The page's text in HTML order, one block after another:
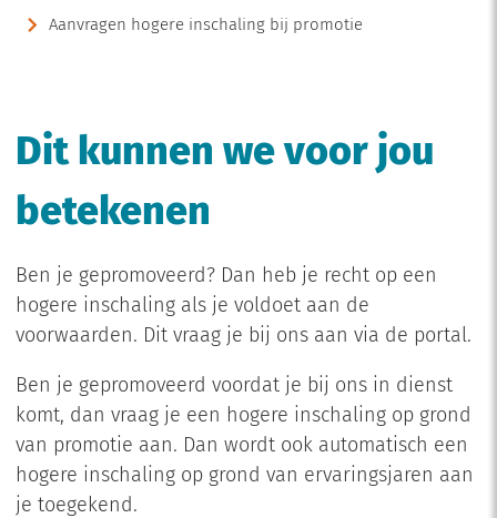
Aanvragen hogere inschaling bij promotie
Dit kunnen we voor jou
betekenen
Ben je gepromoveerd? Dan heb je recht op een
hogere inschaling als je voldoet aan de
voorwaarden. Dit vraag je bij ons aan via de portal.
Ben je gepromoveerd voordat je bij ons in dienst
komt, dan vraag je een hogere inschaling op grond
van promotie aan. Dan wordt ook automatisch een
hogere inschaling op grond van ervaringsjaren aan
je toegekend.